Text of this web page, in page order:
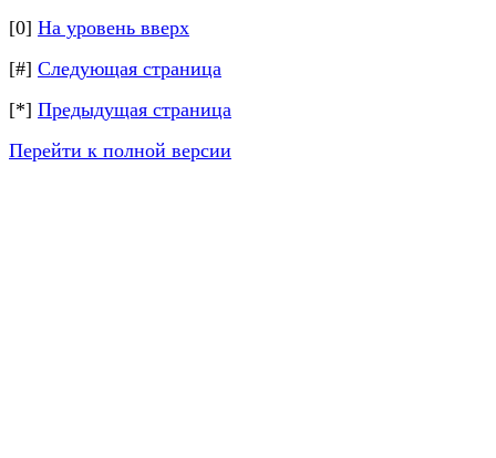
[0] На уровень вверх
[#] Следующая страница
[*] Предыдущая страница
Перейти к полной версии